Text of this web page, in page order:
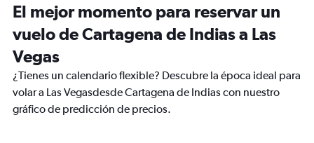
El mejor momento para reservar un
vuelo de Cartagena de Indias a Las
Vegas
¿Tienes un calendario flexible? Descubre la época ideal para
volar a Las Vegasdesde Cartagena de Indias con nuestro
gráfico de predicción de precios.